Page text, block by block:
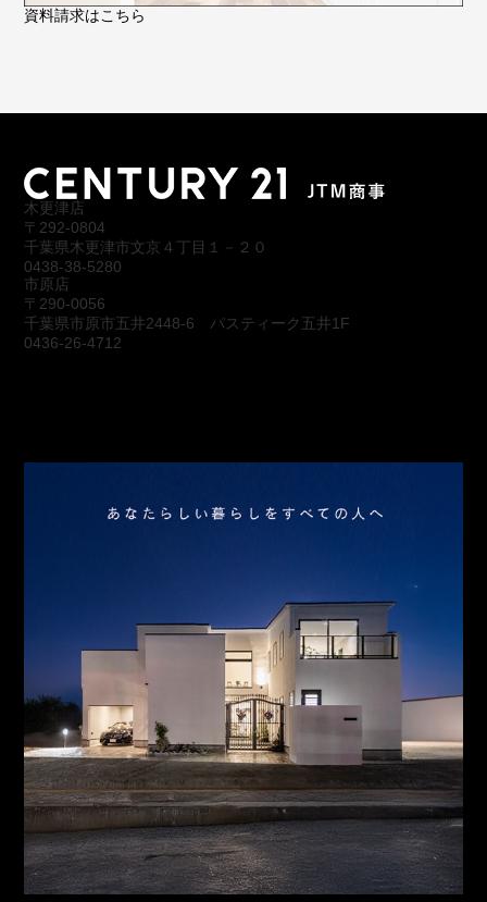
資料請求はこちら
木更津店
〒292-0804
千葉県木更津市文京４丁目１－２０
0438-38-5280
市原店
〒290-0056
千葉県市原市五井2448-6 パスティーク五井1F
0436-26-4712